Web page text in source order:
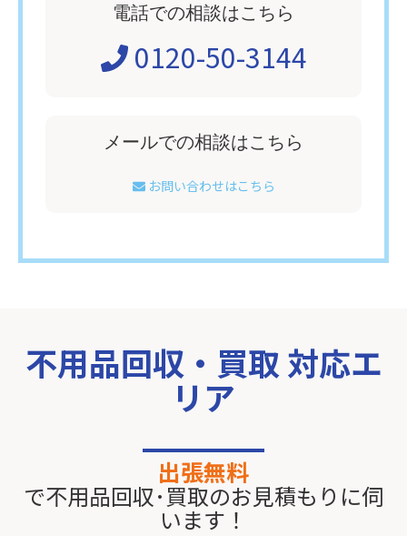
電話での相談はこちら
0120-50-3144
メールでの相談はこちら
お問い合わせはこちら
不用品回収・買取 対応エ
リア
出張無料
で不用品回収･買取のお見積もりに伺
います！